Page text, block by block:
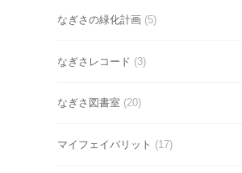
なぎさの緑化計画 (5)
なぎさレコード (3)
なぎさ図書室 (20)
マイフェイバリット (17)